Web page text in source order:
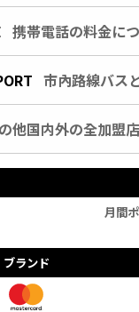
携帯電話の料金に
市內路線バス
他国内外の全加盟
月間
ブランド